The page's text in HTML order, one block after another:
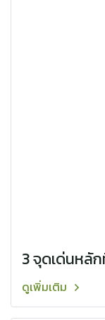
3 จุดเด่นหลัก
ดูเพิ่มเติม